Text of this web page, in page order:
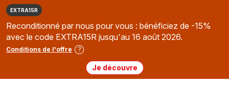
EXTRA15R
Reconditionné par nous pour vous : bénéficiez de -15%
avec le code EXTRA15R jusqu'au 16 août 2026.
Conditions de l'offre
Je découvre